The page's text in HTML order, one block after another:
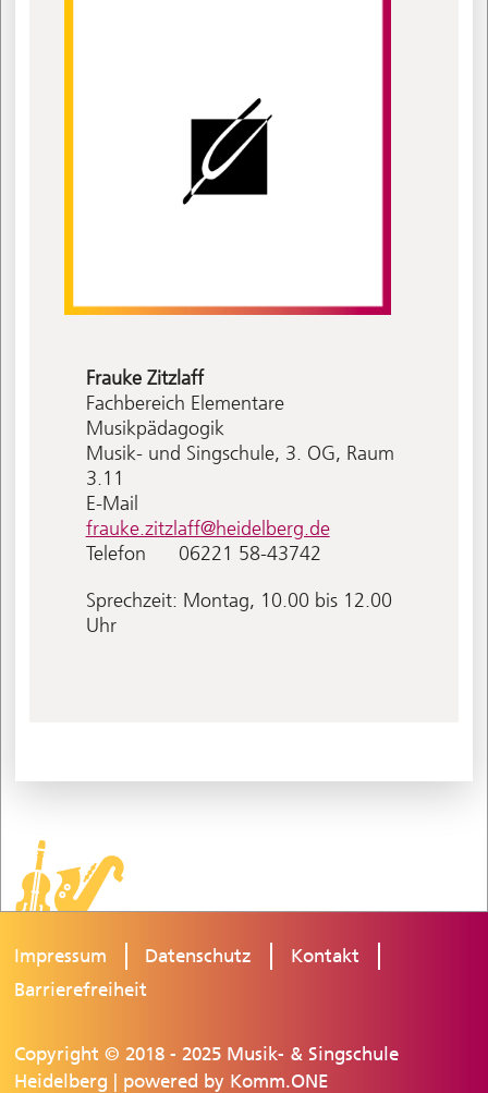
Frauke Zitzlaff
Fachbereich Elementare
Musikpädagogik
Musik- und Singschule, 3. OG, Raum
3.11
E-Mail
frauke.zitzlaff@heidelberg.de
Telefon
06221 58-43742
Sprechzeit: Montag, 10.00 bis 12.00
Uhr
Impressum Datenschutz
Kontakt
Barrierefreiheit
Copyright © 2018 - 2025 Musik- & Singschule
Heidelberg | powered by Komm.ONE